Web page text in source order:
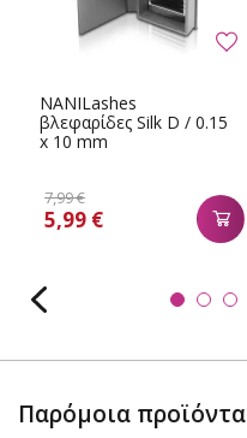
NANILashes
βλεφαρίδες Silk D / 0.15
x 10 mm
7,99 €
5,99 €
Παρόμοια προϊόντα